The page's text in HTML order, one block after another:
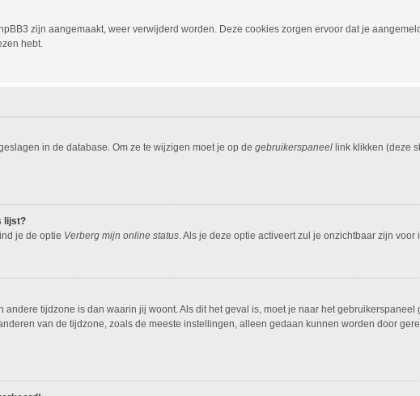
zijn aangemaakt, weer verwijderd worden. Deze cookies zorgen ervoor dat je
hebt.
in de database. Om ze te wijzigen moet je op de gebruikerspaneellink klikken (deze
lijst?
je de optie Verberg mijn online status. Als je deze optie activeert zul je onzichtbaar zijn
andere tijdzone is dan waarin jij woont. Als dit het geval is, moet je naar het
van de tijdzone, zoals de meeste instellingen, alleen gedaan kunnen worden door